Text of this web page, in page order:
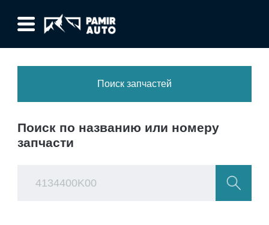
Поиск запчастей
Поиск по названию или номеру
запчасти